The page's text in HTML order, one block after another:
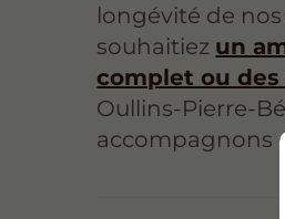
longévité de
souhaitiez un
complet ou
Oullins-Pierre-
accompagnons